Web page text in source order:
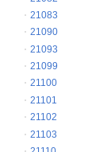
21083
21090
21093
21099
21100
21101
21102
21103